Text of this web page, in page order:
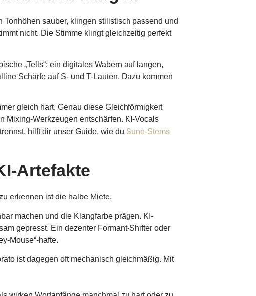
sauber, klingen stilistisch passend und
nicht. Die Stimme klingt gleichzeitig perfekt
„Tells“: ein digitales Wabern auf langen,
Schärfe auf S- und T-Lauten. Dazu kommen
gleich hart. Genau diese Gleichförmigkeit
Mixing-Werkzeugen entschärfen. KI-Vocals
hilft dir unser Guide, wie du Suno-Stems
Artefakte
erkennen ist die halbe Miete.
machen und die Klangfarbe prägen. KI-
gepresst. Ein dezenter Formant-Shifter oder
Mouse“-hafte.
ist dagegen oft mechanisch gleichmäßig. Mit